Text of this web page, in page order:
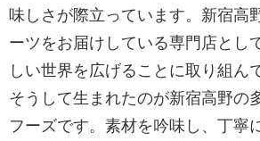
味しさが際立っています。新宿高
ーツをお届けしている専門店とし
しい世界を広げることに取り組ん
そうして生まれたのが新宿高野の
フーズです。素材を吟味し、丁寧